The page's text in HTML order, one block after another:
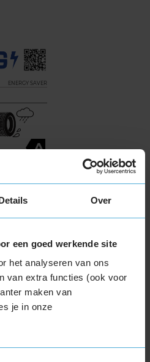
Over
een goed werkende site
het analyseren van ons
van extra functies (ook voor
maken van
je in onze
ENERGY SAVER
A
met het EU
B, wat overeen komt